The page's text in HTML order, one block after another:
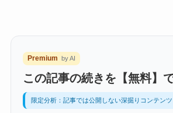
Premium by AI
この記事の続きを【無料】
限定分析：記事では公開しない深掘りコンテンツ